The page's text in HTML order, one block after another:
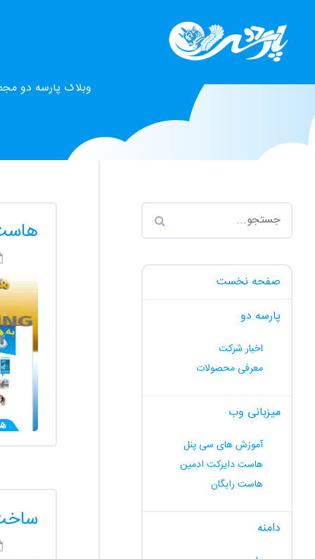
وبلاگ پارسه دو
صفحه نخست
پارسه دو
اخبار شرکت
معرفی محصولات
میزبانی وب
آموزش های سی پنل
هاست دایرکت ادمین
هاست رایگان
دامنه